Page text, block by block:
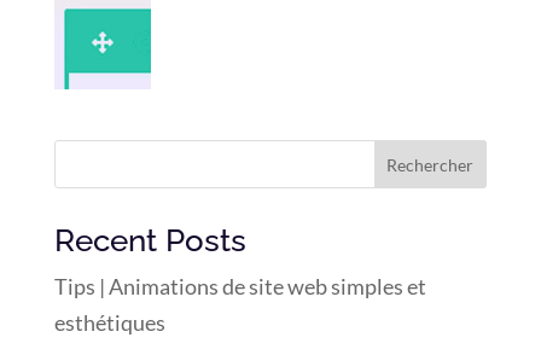
Rechercher
Recent Posts
Tips | Animations de site web simples et
esthétiques